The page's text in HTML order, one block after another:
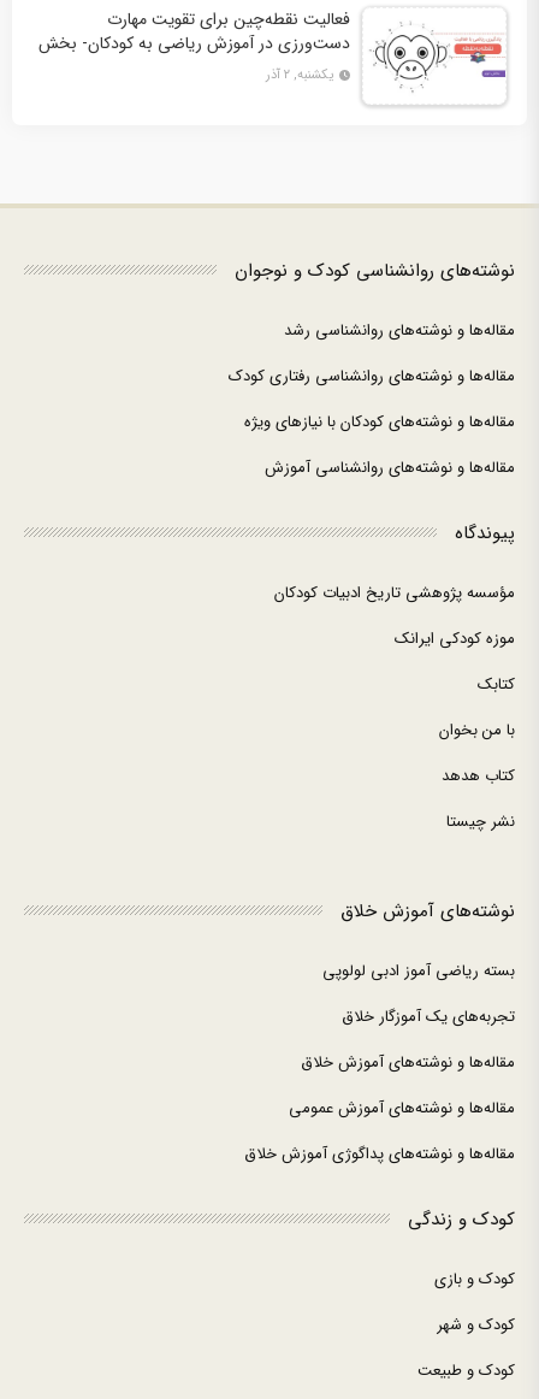
فعالیت نقطه‌چین برای تقویت مهارت
دست‌ورزی در آموزش ریاضی به کودکان- بخش
دوم + 10 کاربرگ فعالیت
یکشنبه, ۲ آذر
نوشته‌های روانشناسی کودک و نوجوان
مقاله‌ها و نوشته‌های روانشناسی رشد
مقاله‌ها و نوشته‌های روانشناسی رفتاری کودک
مقاله‌ها و نوشته‌های کودکان با نیازهای ویژه
مقاله‌ها و نوشته‌های روانشناسی آموزش
پیوندگاه
مؤسسه پژوهشی تاریخ ادبیات کودکان
موزه کودکی ایرانک
کتابک
با من بخوان
کتاب هدهد
نشر چیستا
نوشته‌های آموزش خلاق
بسته ریاضی آموز ادبی لولوپی
تجربه‌های یک آموزگار خلاق
مقاله‌ها و نوشته‌های آموزش خلاق
مقاله‌ها و نوشته‌های آموزش عمومی
مقاله‌ها و نوشته‌های پداگوژی آموزش خلاق
کودک و زندگی
کودک و بازی
کودک و شهر
کودک و طبیعت